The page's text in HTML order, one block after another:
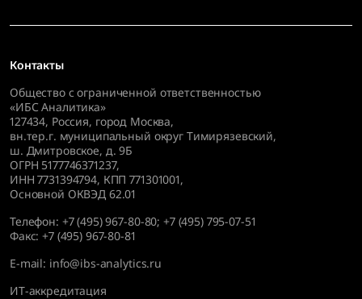
Контакты
Общество с ограниченной ответственностью
«ИБС Аналитика»
127434, Россия, город Москва,
вн.тер.г. муниципальный округ Тимирязевский,
ш. Дмитровское, д. 9Б
ОГРН 5177746371237,
ИНН 7731394794, КПП 771301001,
Основной ОКВЭД 62.01
Телефон: +7 (495) 967-80-80; +7 (495) 795-07-51
Факс:+7 (495) 967-80-81
E-mail: info@ibs-analytics.ru
ИТ-аккредитация